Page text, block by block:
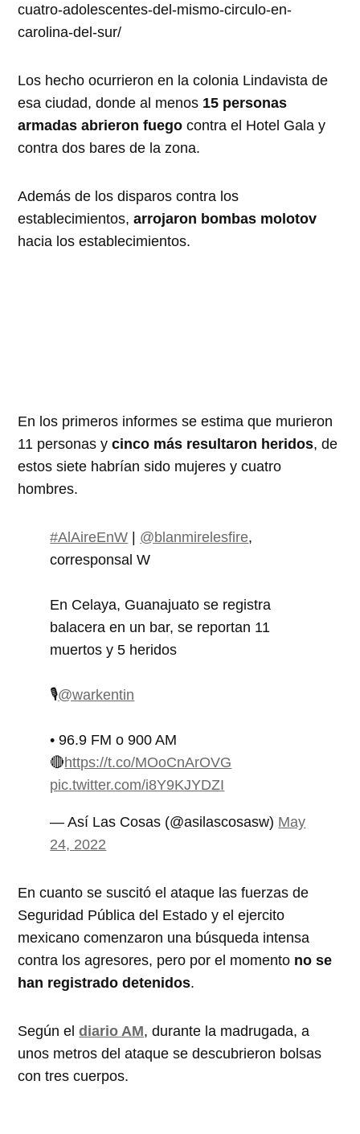
cuatro-adolescentes-del-mismo-circulo-en-
carolina-del-sur/
Los hecho ocurrieron en la colonia Lindavista de
esa ciudad, donde al menos 15 personas
armadas abrieron fuegocontra el Hotel Gala y
contra dos bares de la zona.
Además de los disparos contra los
establecimientos,arrojaron bombas molotov
hacia los establecimientos.
En los primeros informes se estima que murieron
11 personas ycinco más resultaron heridos, de
estos siete habrían sido mujeres y cuatro
hombres.
#AlAireEnW | @blanmirelesfire,
corresponsal W
En Celaya, Guanajuato se registra
balacera en un bar, se reportan 11
muertos y 5 heridos
🎙@warkentin
• 96.9 FM o 900 AM
🔴https://t.co/MOoCnArOVG
pic.twitter.com/i8Y9KJYDZI
— Así Las Cosas (@asilascosasw) May
24, 2022
En cuanto se suscitó el ataque las fuerzas de
Seguridad Pública del Estado y el ejercito
mexicano comenzaron una búsqueda intensa
contra los agresores, pero por el momento no se
han registrado detenidos.
Según eldiario AM, durante la madrugada, a
unos metros del ataque se descubrieron bolsas
con tres cuerpos.